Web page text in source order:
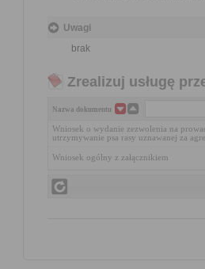
Uwagi
brak
Zrealizuj usługę
Nazwa dokumentu
Wniosek o wydanie zezwolenia na
utrzymywanie psa rasy uznawanej za
Wniosek ogólny z załącznikiem